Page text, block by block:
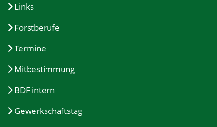
Links
Forstberufe
Termine
Mitbestimmung
BDF intern
Gewerkschaftstag